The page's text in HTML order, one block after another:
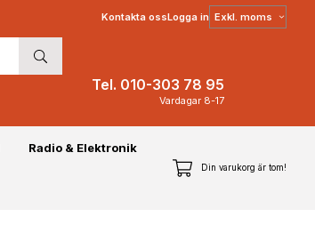
Kontakta ossLogga in Välj
moms
Tel. 010-303 78 95
Vardagar 8-17
Radio & Elektronik
Din varukorg är tom!